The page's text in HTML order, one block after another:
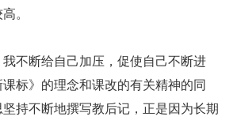
。
不断给自己加压，促使自己不断进
标》的理念和课改的有关精神的同
持不断地撰写教后记，正是因为长期